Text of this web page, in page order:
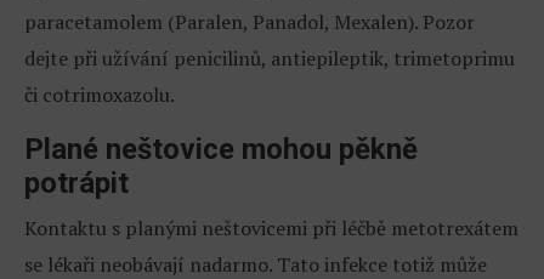
paracetamolem (Paralen, Panadol, Mexalen). Pozor
dejte při užívání penicilinů, antiepileptik, trimetoprimu
či cotrimoxazolu.
Plané neštovice mohou pěkně
potrápit
Kontaktu s planými neštovicemi při léčbě metotrexátem
se lékaři neobávají nadarmo. Tato infekce totiž může